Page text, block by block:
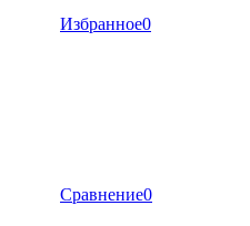
Избранное0
Сравнение0